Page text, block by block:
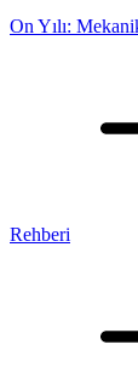
On Yılı:
Rehberi